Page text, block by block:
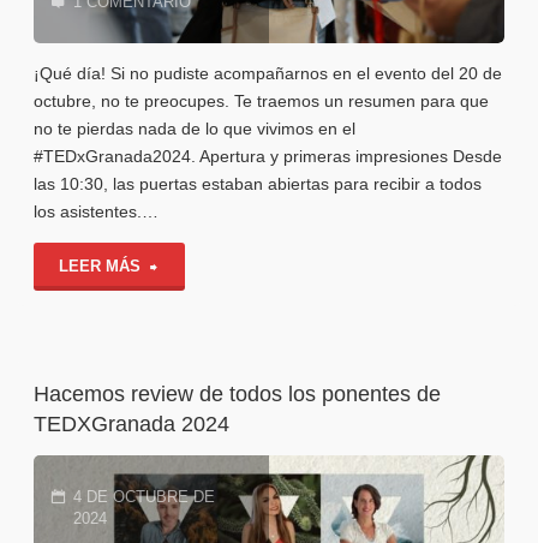
podrías
el
próximo
TEDx"
¡Qué día! Si no pudiste acompañarnos en el evento del 20 de
octubre, no te preocupes. Te traemos un resumen para que
no te pierdas nada de lo que vivimos en el
#TEDxGranada2024. Apertura y primeras impresiones Desde
las 10:30, las puertas estaban abiertas para recibir a todos
los asistentes.…
LEER MÁS
Hacemos review de todos los ponentes de
TEDXGranada 2024
4 DE OCTUBRE DE
2024